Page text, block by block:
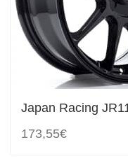
Japan Racing
173,55€